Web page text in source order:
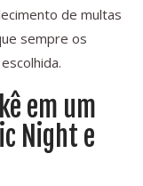
de multas
sempre os
em um
Night e